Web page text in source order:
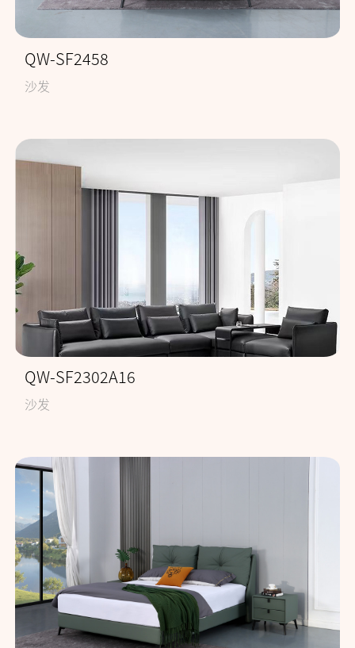
QW-SF2458
沙发
QW-SF2302A16
沙发